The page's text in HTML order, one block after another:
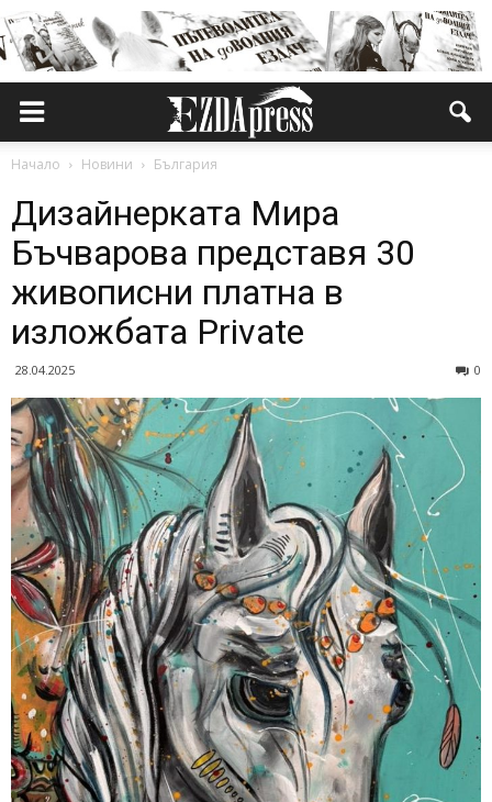
Начало Новини България
Дизайнерката Мира
Бъчварова представя 30
живописни платна в
изложбата Private
28.04.2025 0